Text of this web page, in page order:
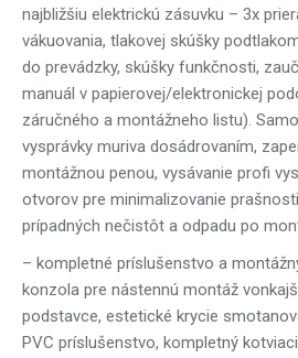
najbližšiu elektrickú zásuvku – 3x
vákuovania, tlakovej skúšky
do prevádzky, skúšky funkčnosti,
manuál v papierovej/elektronickej
záručného a montážneho listu).
vysprávky muriva dosádrovaním,
montážnou penou, vysávanie profi
otvorov pre minimalizovanie
prípadných nečistôt a odpadu po
– kompletné príslušenstvo a
konzola pre nástennú montáž
podstavce, estetické krycie
PVC príslušenstvo, kompletný